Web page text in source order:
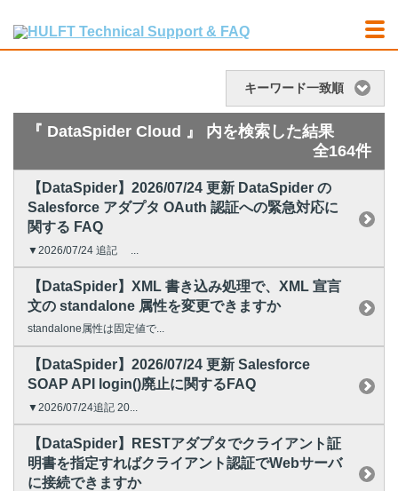
キーワード一致順
『 DataSpider Cloud 』 内を検索した結果
全164件
【DataSpider】2026/07/24 更新 DataSpider の
Salesforce アダプタ OAuth 認証への緊急対応に
関する FAQ
▼2026/07/24 追記 ...
【DataSpider】XML 書き込み処理で、XML 宣言
文の standalone 属性を変更できますか
standalone属性は固定値で...
【DataSpider】2026/07/24 更新 Salesforce
SOAP API login()廃止に関するFAQ
▼2026/07/24追記 20...
【DataSpider】RESTアダプタでクライアント証
明書を指定すればクライアント認証でWebサーバ
に接続できますか